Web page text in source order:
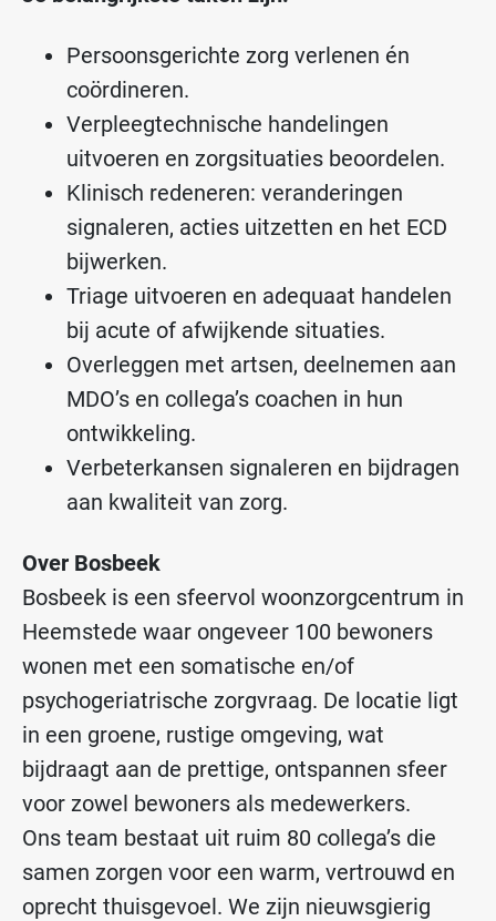
Persoonsgerichte zorg verlenen én
coördineren.
Verpleegtechnische handelingen
uitvoeren en zorgsituaties beoordelen.
Klinisch redeneren: veranderingen
signaleren, acties uitzetten en het ECD
bijwerken.
Triage uitvoeren en adequaat handelen
bij acute of afwijkende situaties.
Overleggen met artsen, deelnemen aan
MDO’s en collega’s coachen in hun
ontwikkeling.
Verbeterkansen signaleren en bijdragen
aan kwaliteit van zorg.
Over Bosbeek
Bosbeek is een sfeervol woonzorgcentrum in
Heemstede waar ongeveer 100 bewoners
wonen met een somatische en/of
psychogeriatrische zorgvraag. De locatie ligt
in een groene, rustige omgeving, wat
bijdraagt aan de prettige, ontspannen sfeer
voor zowel bewoners als medewerkers.
Ons team bestaat uit ruim 80 collega’s die
samen zorgen voor een warm, vertrouwd en
oprecht thuisgevoel. We zijn nieuwsgierig